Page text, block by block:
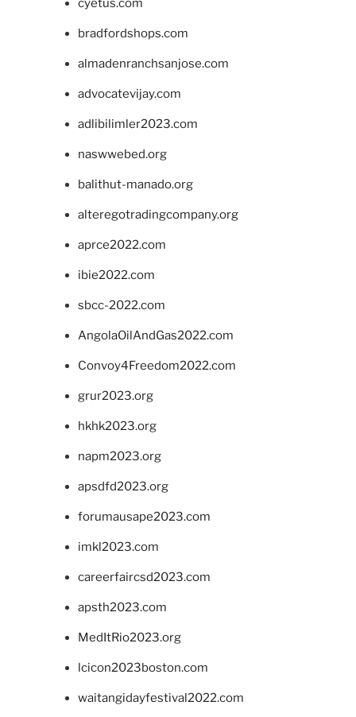
cyetus.com
bradfordshops.com
almadenranchsanjose.com
advocatevijay.com
adlibilimler2023.com
naswwebed.org
balithut-manado.org
alteregotradingcompany.org
aprce2022.com
ibie2022.com
sbcc-2022.com
AngolaOilAndGas2022.com
Convoy4Freedom2022.com
grur2023.org
hkhk2023.org
napm2023.org
apsdfd2023.org
forumausape2023.com
imkl2023.com
careerfaircsd2023.com
apsth2023.com
MedItRio2023.org
lcicon2023boston.com
waitangidayfestival2022.com